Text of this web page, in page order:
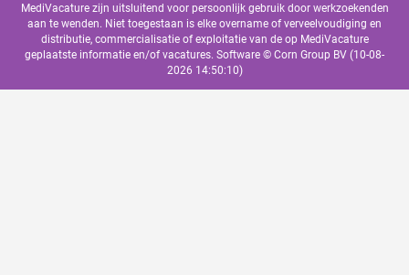
MediVacature zijn uitsluitend voor persoonlijk gebruik door werkzoekenden
aan te wenden. Niet toegestaan is elke overname of verveelvoudiging en
distributie, commercialisatie of exploitatie van de op MediVacature
geplaatste informatie en/of vacatures. Software © Corn Group BV (10-08-
2026 14:50:10)